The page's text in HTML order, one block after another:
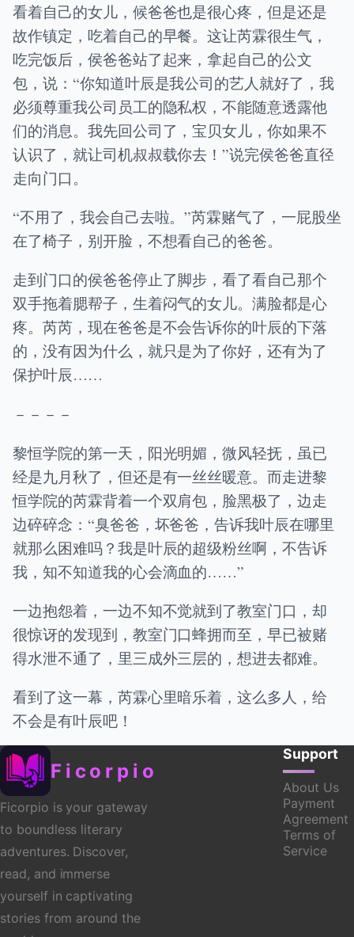
看着自己的女儿，候爸爸也是很心疼，但是还是
故作镇定，吃着自己的早餐。这让芮霖很生气，
吃完饭后，侯爸爸站了起来，拿起自己的公文
包，说：“你知道叶辰是我公司的艺人就好了，我
必须尊重我公司员工的隐私权，不能随意透露他
们的消息。我先回公司了，宝贝女儿，你如果不
认识了，就让司机叔叔载你去！”说完侯爸爸直径
走向门口。
“不用了，我会自己去啦。”芮霖赌气了，一屁股坐
在了椅子，别开脸，不想看自己的爸爸。
走到门口的侯爸爸停止了脚步，看了看自己那个
双手拖着腮帮子，生着闷气的女儿。满脸都是心
疼。芮芮，现在爸爸是不会告诉你的叶辰的下落
的，没有因为什么，就只是为了你好，还有为了
保护叶辰……
－－－－
黎恒学院的第一天，阳光明媚，微风轻抚，虽已
经是九月秋了，但还是有一丝丝暖意。而走进黎
恒学院的芮霖背着一个双肩包，脸黑极了，边走
边碎碎念：“臭爸爸，坏爸爸，告诉我叶辰在哪里
就那么困难吗？我是叶辰的超级粉丝啊，不告诉
我，知不知道我的心会滴血的……”
一边抱怨着，一边不知不觉就到了教室门口，却
很惊讶的发现到，教室门口蜂拥而至，早已被赌
得水泄不通了，里三成外三层的，想进去都难。
看到了这一幕，芮霖心里暗乐着，这么多人，给
不会是有叶辰吧！
Ficorpio
Ficorpio is your gateway
to boundless literary
adventures. Discover,
read, and immerse
yourself in captivating
stories from around the
Support
About Us
Payment
Agreement
Terms of
Service